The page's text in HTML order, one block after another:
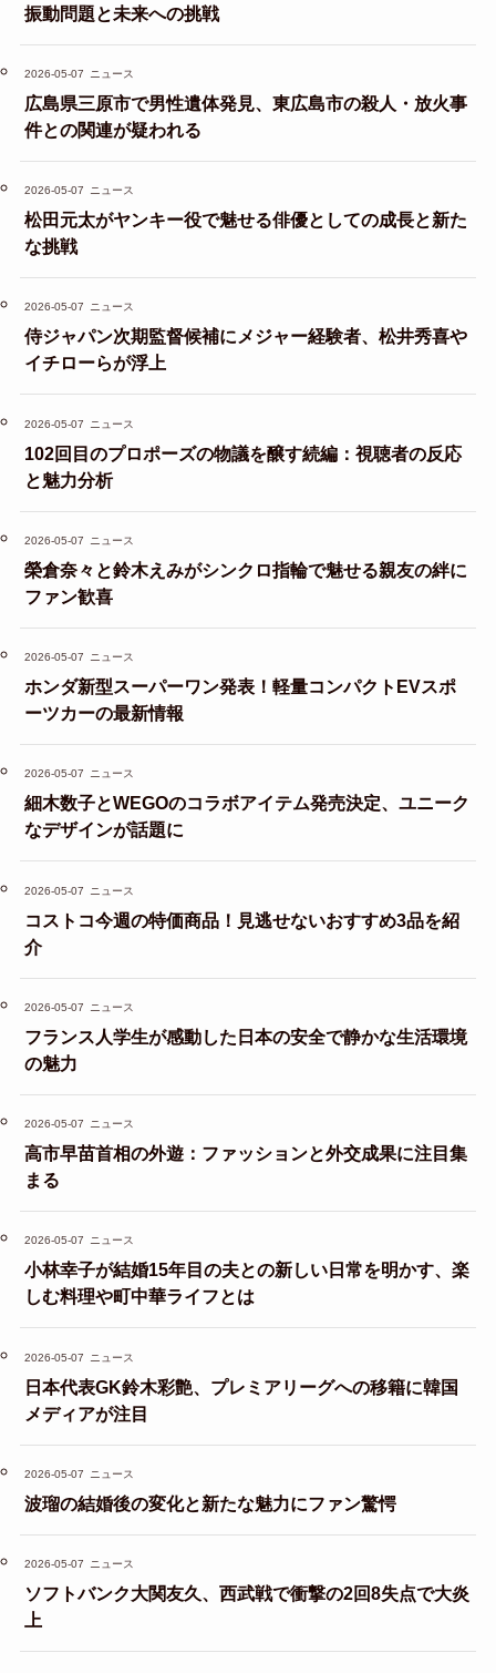
振動問題と未来への挑戦
2026-05-07 ニュース
広島県三原市で男性遺体発見、東広島市の殺人・放火事
件との関連が疑われる
2026-05-07 ニュース
松田元太がヤンキー役で魅せる俳優としての成長と新た
な挑戦
2026-05-07 ニュース
侍ジャパン次期監督候補にメジャー経験者、松井秀喜や
イチローらが浮上
2026-05-07 ニュース
102回目のプロポーズの物議を醸す続編：視聴者の反応
と魅力分析
2026-05-07 ニュース
榮倉奈々と鈴木えみがシンクロ指輪で魅せる親友の絆に
ファン歓喜
2026-05-07 ニュース
ホンダ新型スーパーワン発表！軽量コンパクトEVスポ
ーツカーの最新情報
2026-05-07 ニュース
細木数子とWEGOのコラボアイテム発売決定、ユニーク
なデザインが話題に
2026-05-07 ニュース
コストコ今週の特価商品！見逃せないおすすめ3品を紹
介
2026-05-07 ニュース
フランス人学生が感動した日本の安全で静かな生活環境
の魅力
2026-05-07 ニュース
高市早苗首相の外遊：ファッションと外交成果に注目集
まる
2026-05-07 ニュース
小林幸子が結婚15年目の夫との新しい日常を明かす、楽
しむ料理や町中華ライフとは
2026-05-07 ニュース
日本代表GK鈴木彩艶、プレミアリーグへの移籍に韓国
メディアが注目
2026-05-07 ニュース
波瑠の結婚後の変化と新たな魅力にファン驚愕
2026-05-07 ニュース
ソフトバンク大関友久、西武戦で衝撃の2回8失点で大炎
上